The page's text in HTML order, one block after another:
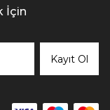
İçin
Kayıt Ol